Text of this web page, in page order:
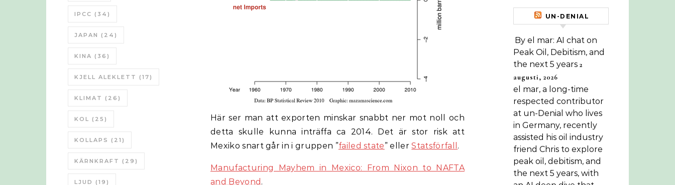
IPCC (34)
JAPAN (24)
KINA (36)
KJELL ALEKLETT (17)
KLIMAT (26)
KOL (25)
KOLLAPS (21)
KÄRNKRAFT (29)
LJUD (19)
Här ser man att exporten minskar snabbt ner mot noll och
detta skulle kunna inträffa ca 2014. Det är stor risk att
Mexiko snart går in i gruppen ”failed state” ellerStatsförfall .
Manufacturing Mayhem in Mexico: From Nixon to NAFTA
and Beyond .
UN-DENIAL
By el mar: AI chat on
Peak Oil, Debitism, and
the next 5 years 2
augusti, 2026
el mar, a long-time
respected contributor
at un-Denial who lives
in Germany, recently
assisted his oil industry
friend Chris to explore
peak oil, debitism, and
the next 5 years, with